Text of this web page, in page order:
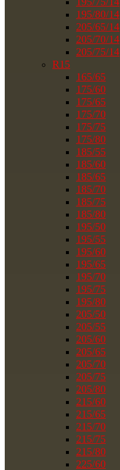
195/80/14
205/65/14
205/70/14
205/75/14
R15
165/65
175/60
175/65
175/70
175/75
175/80
185/55
185/60
185/65
185/70
185/75
185/80
195/50
195/55
195/60
195/65
195/70
195/75
195/80
205/50
205/55
205/60
205/65
205/70
205/75
205/80
215/60
215/65
215/70
215/75
215/80
225/60